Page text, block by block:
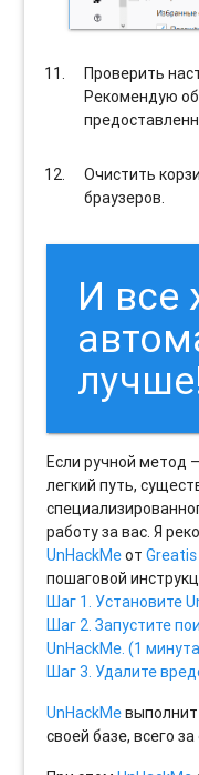
Проверить
Рекомендую
Очистить
браузеров.
И все
Если ручной метод
легкий путь,
работу за вас. Я
UnHackMeот
пошаговой
Шаг 1. Установите
Шаг 2. Запустите
UnHackMe. (1
Шаг 3. Удалите
UnHackMeвыполнит
своей базе, всего